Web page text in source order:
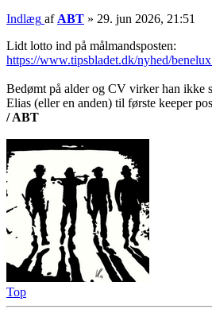
Indlæg af ABT » 29. jun 2026, 21:51
Lidt lotto ind på målmandsposten:
https://www.tipsbladet.dk/nyhed/
Bedømt på alder og CV virker han ikke
Elias (eller en anden) til første keeper
/ ABT
Top